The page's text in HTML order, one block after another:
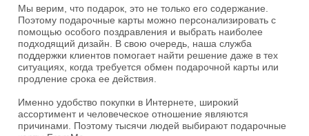
Мы верим, что подарок, это не только его содержание.
Поэтому подарочные карты можно персонализировать с
помощью особого поздравления и выбрать наиболее
подходящий дизайн. В свою очередь, наша служба
поддержки клиентов помогает найти решение даже в тех
ситуациях, когда требуется обмен подарочной карты или
продление срока ее действия.
Именно удобство покупки в Интернете, широкий
ассортимент и человеческое отношение являются
причинами. Поэтому тысячи людей выбирают подарочные